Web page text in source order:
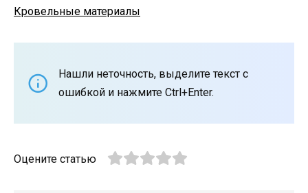
Кровельные материалы
Нашли неточность, выделите текст с
ошибкой и нажмите Ctrl+Enter.
Оцените статью